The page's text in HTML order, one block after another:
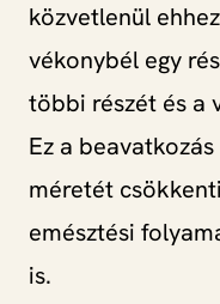
közvetlenül
vékonybél egy
többi részét és a
Ez a
méretét
emésztési
is.